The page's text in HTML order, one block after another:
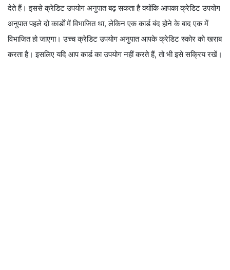
देते हैं। इससे क्रेडिट उपयोग अनुपात बढ़ सकता है क्योंकि आपका क्रेडिट उपयोग
अनुपात पहले दो कार्डों में विभाजित था, लेकिन एक कार्ड बंद होने के बाद एक में
विभाजित हो जाएगा। उच्च क्रेडिट उपयोग अनुपात आपके क्रेडिट स्कोर को खराब
करता है। इसलिए यदि आप कार्ड का उपयोग नहीं करते हैं, तो भी इसे सक्रिय रखें।